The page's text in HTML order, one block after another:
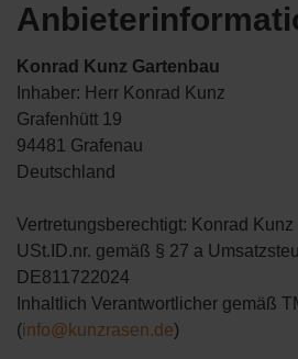
Konrad Kunz Gartenbau
Inhaber: Herr Konrad Kunz
Grafenhütt 19
94481 Grafenau
Deutschland
Vertretungsberechtigt: Konrad Kunz
USt.ID.nr. gemäß § 27 a
DE811722024
Inhaltlich Verantwortlicher gemäß
(info@kunzrasen.de)